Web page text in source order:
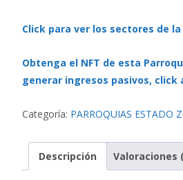
Click para ver los sectores de
Obtenga el NFT de esta
generar ingresos pasivos, click
Categoría: PARROQUIAS ESTADO
Descripción Valoraciones